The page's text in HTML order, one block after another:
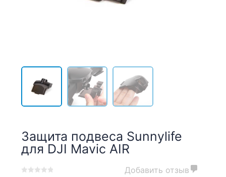
Защита подвеса Sunnylife
для DJI Mavic AIR
Добавить отзыв